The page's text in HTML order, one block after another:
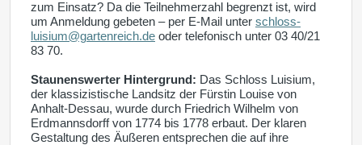
zum Einsatz? Da die Teilnehmerzahl begrenzt ist, wird
um Anmeldung gebeten – per E-Mail unter schloss-
luisium@gartenreich.de oder telefonisch unter 03 40/21
83 70.
Staunenswerter Hintergrund: Das Schloss Luisium,
der klassizistische Landsitz der Fürstin Louise von
Anhalt-Dessau, wurde durch Friedrich Wilhelm von
Erdmannsdorff von 1774 bis 1778 erbaut. Der klaren
Gestaltung des Äußeren entsprechen die auf ihre